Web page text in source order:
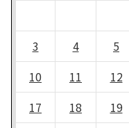
3
4 5
10
11 12
17
18 19